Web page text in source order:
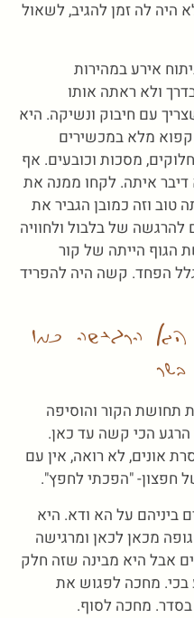
היה לה זמן להגיב, לשאול
אירע במהירות
ולא ראתה אותו
עם חיבוק ונשיקה. היא
מלא במכשירים
מסכות וכובעים. אף
איתה. לקחו ממנה את
וזה כמובן הגביר את
להרגשה של בלבול ולחוויה
הגוף הייתה של קור
הפחד. קשה היה להפריד
היא הרגישה כמו
תחושת הקור והוסיפה
הכי קשה עד כאן.
אונים, לא רואה, אין עם
חפצון- "הפכתי לחפץ".
ביניהם על הא ודא. היא
מכאן לכאן ומרגישה
אבל היא מבינה שזה חלק
בכי. מחכה לפגוש את
מחכה לסוף.